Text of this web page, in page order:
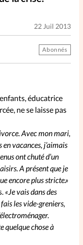
22 Juil 2013
Abonnés
éducatrice
ne se laisse pas
Avec mon mari,
vacances, j’aimais
ont chuté d’un
A présent que je
encore plus stricte.»
«Je vais dans des
les vide-greniers,
quelque chose à